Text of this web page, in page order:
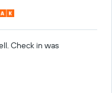
Check in was